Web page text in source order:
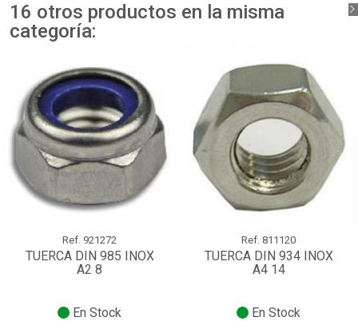
16 otros productos en la misma
categoría:
Ref. 921272
TUERCA DIN 985 INOX
A2 8
En Stock
Ref. 811120
TUERCA DIN 934 INOX
A4 14
En Stock